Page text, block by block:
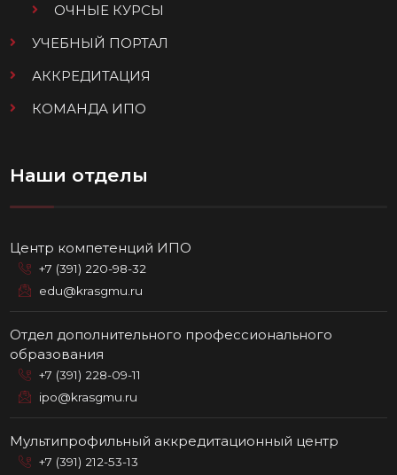
ОЧНЫЕ КУРСЫ
УЧЕБНЫЙ ПОРТАЛ
АККРЕДИТАЦИЯ
КОМАНДА ИПО
Наши отделы
Центр компетенций ИПО
+7 (391) 220-98-32
edu@krasgmu.ru
Отдел дополнительного профессионального
образования
+7 (391) 228-09-11
ipo@krasgmu.ru
Мультипрофильный аккредитационный центр
+7 (391) 212-53-13